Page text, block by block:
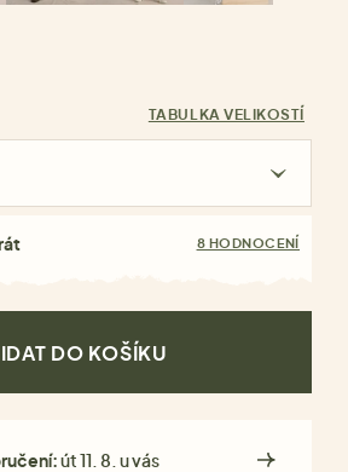
TABULKA VELIKOSTÍ
8 HODNOCENÍ
DO KOŠÍKU
út 11. 8. u vás